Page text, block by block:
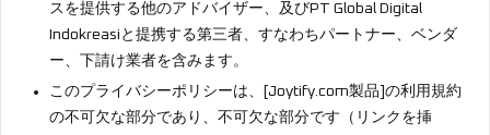
スを提供する他のアドバイザー、及びPT Global Digital
Indokreasiと提携する第三者、すなわちパートナー、ベンダ
ー、下請け業者を含みます。
このプライバシーポリシーは、[Joytify.com製品]の利用規約
の不可欠な部分であり、不可欠な部分です（リンクを挿